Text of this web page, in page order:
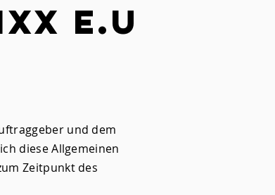
e.U
und dem
diese Allgemeinen
Zeitpunkt des